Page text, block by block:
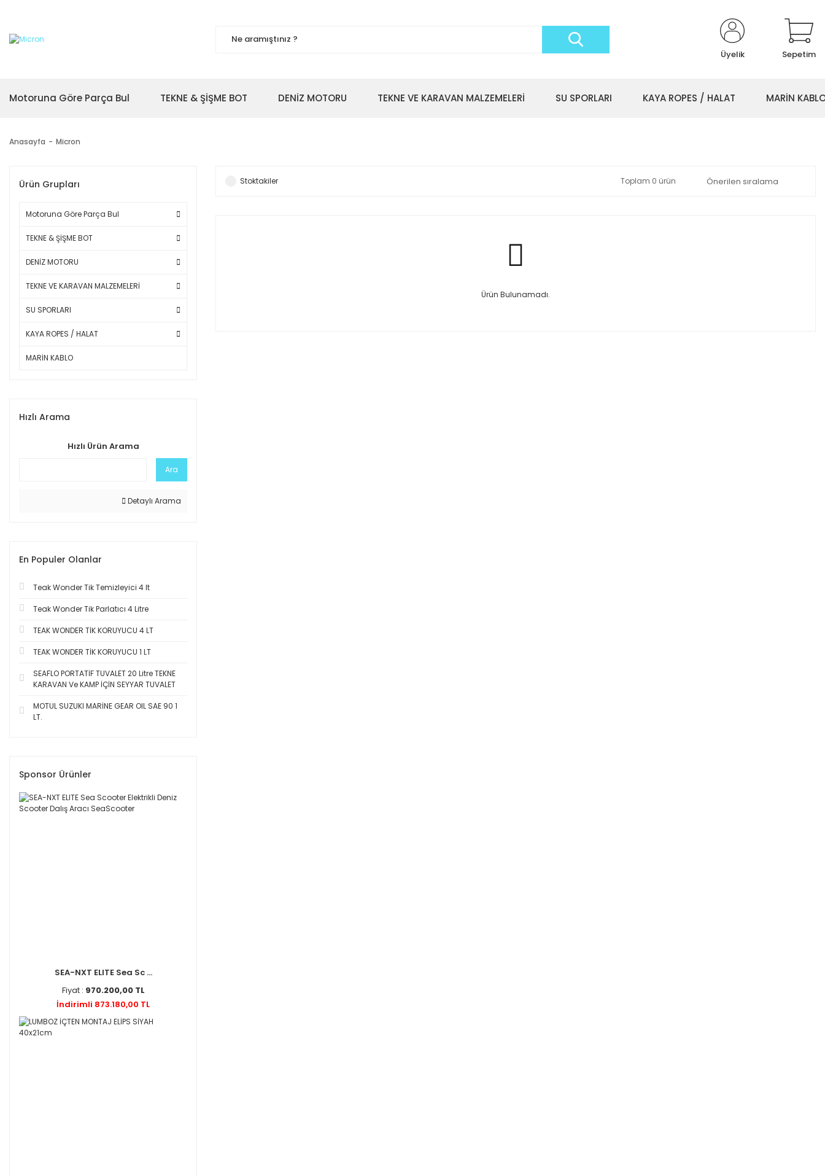
Üyelik Sepetim
Motoruna Göre Parça Bul TEKNE & ŞİŞME BOT DENİZ MOTORU TEKNE VE KARAVAN MALZEMELERİ SU SPORLARI KAYA ROPES / HALAT MARİN
Anasayfa Micron
Ürün Grupları
Motoruna Göre Parça Bul
TEKNE & ŞİŞME BOT
DENİZ MOTORU
TEKNE VE KARAVAN MALZEMELERİ
SU SPORLARI
KAYA ROPES / HALAT
MARİN KABLO
Hızlı Arama
Hızlı Ürün Arama
Ara
Detaylı Arama
En Populer Olanlar
Teak Wonder Tik Temizleyici 4 lt
Teak Wonder Tik Parlatıcı 4 Litre
TEAK WONDER TİK KORUYUCU 4 LT
TEAK WONDER TİK KORUYUCU 1 LT
SEAFLO PORTATİF TUVALET 20 Litre TEKNE
KARAVAN Ve KAMP İÇİN SEYYAR TUVALET
MOTUL SUZUKI MARİNE GEAR OIL SAE 90 1
LT.
Sponsor Ürünler
SEA-NXT ELITE Sea Sc ...
Fiyat : 970.200,00 TL
İndirimli 873.180,00 TL
Stoktakiler Toplam 0 ürün
Ürün Bulunamadı.